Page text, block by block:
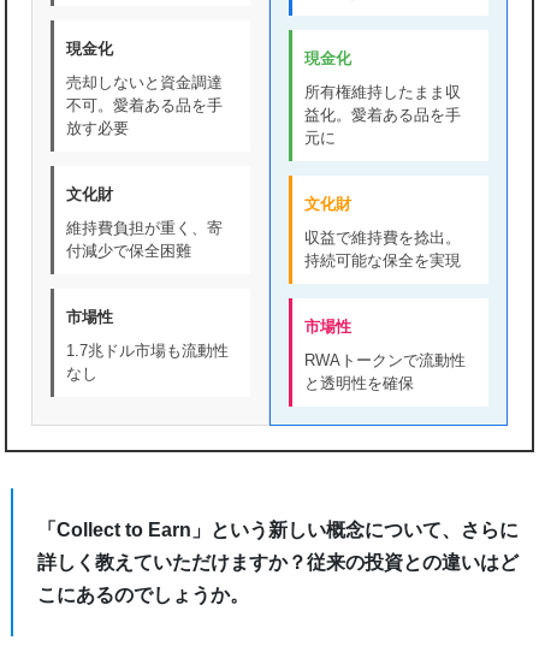
現金化
売却しないと資金調達
不可。愛着ある品を手
放す必要
文化財
維持費負担が重く、寄
付減少で保全困難
市場性
1.7兆ドル市場も流動性
なし
現金化
所有権維持したまま収
益化。愛着ある品を手
元に
文化財
収益で維持費を捻出。
持続可能な保全を実現
市場性
RWAトークンで流動性
と透明性を確保
「Collect to Earn」という新しい概念について、さらに
詳しく教えていただけますか？従来の投資との違いはど
こにあるのでしょうか。